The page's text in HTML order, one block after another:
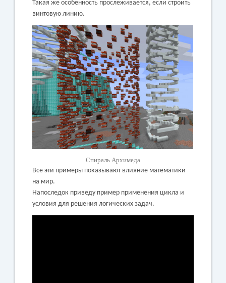
Такая же особенность прослеживается, если строить
винтовую линию.
Спираль Архимеда
Все эти примеры показывают влияние математики
на мир.
Напоследок приведу пример применения цикла и
условия для решения логических задач.